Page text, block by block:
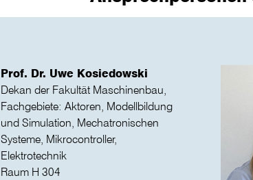
Prof. Dr. Uwe Kosiedowski
Dekan der Fakultät Maschinenbau,
Fachgebiete: Aktoren, Modellbildung
und Simulation, Mechatronischen
Systeme, Mikrocontroller,
Elektrotechnik
Raum H 304